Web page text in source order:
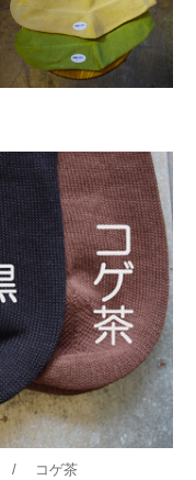
コゲ茶